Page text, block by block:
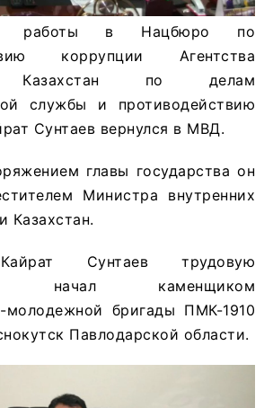
работы в Нацбюро по
коррупции Агентства
Казахстан по делам
службы и противодействию
Сунтаев вернулся в МВД.
главы государства он
Министра внутренних
Казахстан.
Сунтаев трудовую
начал каменщиком
молодежной бригады ПМК-1910
Павлодарской области.